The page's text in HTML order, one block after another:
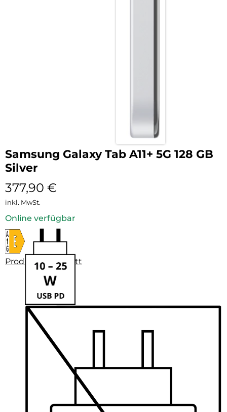
Samsung Galaxy Tab A11+ 5G 128 GB
Silver
377,90 €
inkl. MwSt.
Online verfügbar
Produktdatenblatt